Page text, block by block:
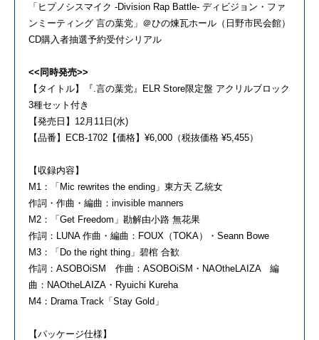
「ヒプノシスマイク -Division Rap Battle- ディビジョン・ファ
ンミーティング 言の葉党」＠ひの煉瓦ホール（日野市民会館）
CD購入者抽選予約受付シリアル
<<同時発売>>
【タイトル】『.言の葉党』ELR Store限定盤 アクリルブロック
3種セット付き
【発売日】12月11日(水)
【品番】ECB-1702【価格】¥6,000（税抜価格 ¥5,455）
【収録内容】
M1：「Mic rewrites the ending」東方天 乙統女
作詞・作曲・編曲：invisible manners
M2：「Get Freedom」勘解由小路 無花果
作詞：LUNA 作曲・編曲：FOUX（TOKA）・Seann Bowe
M3：「Do the right thing」碧棺 合歓
作詞：ASOBOiSM 作曲：ASOBOiSM・NAOtheLAIZA 編
曲：NAOtheLAIZA・Ryuichi Kureha
M4：Drama Track「Stay Gold」
【パッケージ仕様】